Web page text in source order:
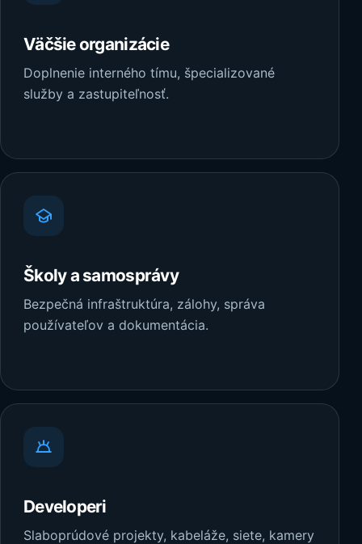
Väčšie organizácie
Doplnenie interného tímu, špecializované
služby a zastupiteľnosť.
Školy a samosprávy
Bezpečná infraštruktúra, zálohy, správa
používateľov a dokumentácia.
Developeri
Slaboprúdové projekty, kabeláže, siete, kamery